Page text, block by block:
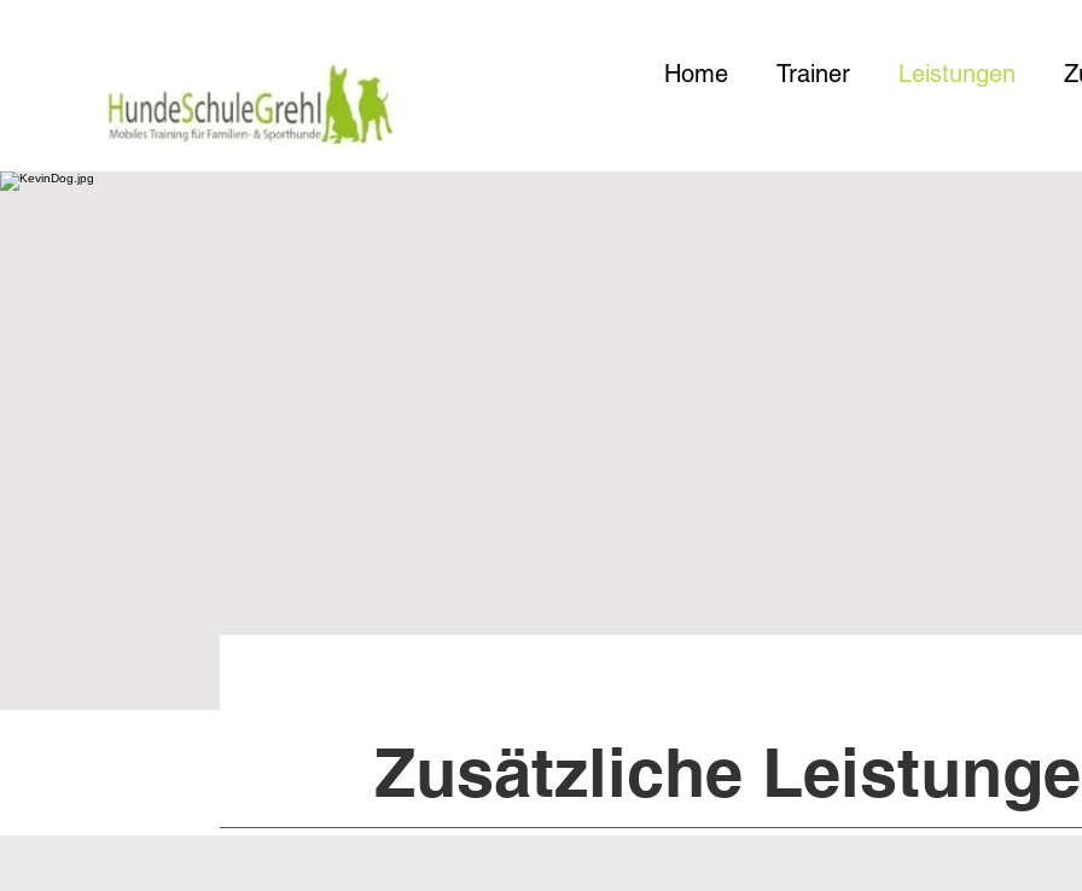
Home Trainer Leistungen
Zusätzliche